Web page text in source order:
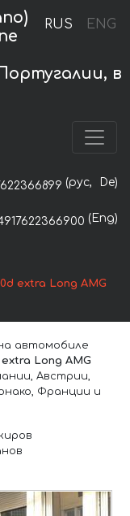
RUS ENG
в
(рус, De)
(Eng)
extra Long AMG
автомобиле
Long AMG
Австрии,
Франции и